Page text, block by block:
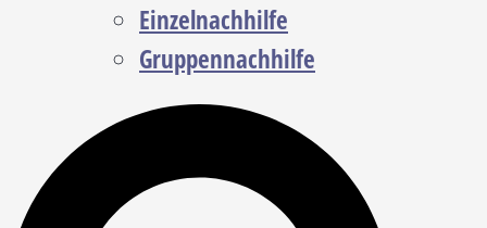
Einzelnachhilfe
Gruppennachhilfe